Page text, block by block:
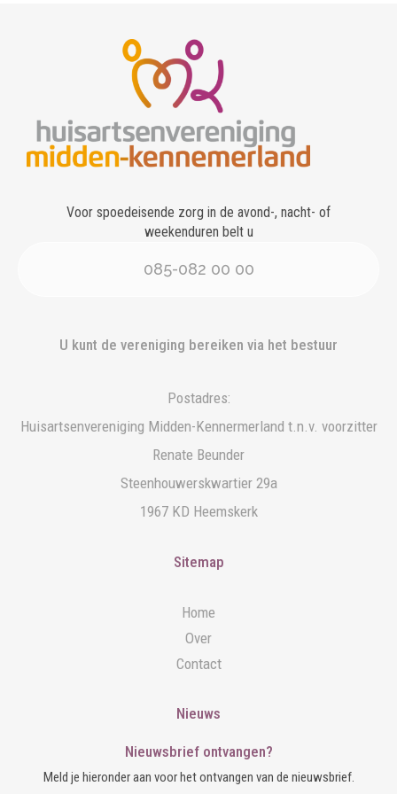
Voor spoedeisende zorg in de avond-, nacht- of
weekenduren belt u
085-082 00 00
U kunt de vereniging bereiken via het bestuur
Postadres:
Huisartsenvereniging Midden-Kennermerland t.n.v. voorzitter
Renate Beunder
Steenhouwerskwartier 29a
1967 KD Heemskerk
Sitemap
Home
Over
Contact
Nieuws
Nieuwsbrief ontvangen?
Meld je hieronder aan voor het ontvangen van de nieuwsbrief.